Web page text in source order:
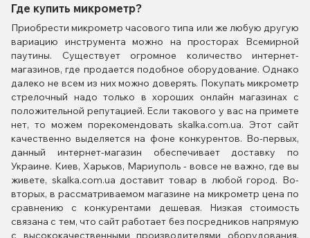
Где купить микрометр?
Приобрести микрометр часового типа или же любую другую
вариацию инструмента можно на просторах Всемирной
паутины. Существует огромное количество интернет-
магазинов, где продается подобное оборудование. Однако
далеко не всем из них можно доверять. Покупать микрометр
стрелочный надо только в хороших онлайн магазинах с
положительной репутацией. Если такового у вас на примете
нет, то можем порекомендовать skalka.com.ua. Этот сайт
качественно выделяется на фоне конкурентов. Во-первых,
данный интернет-магазин обеспечивает доставку по
Украине. Киев, Харьков, Мариуполь - вовсе не важно, где вы
живете, skalka.com.ua доставит товар в любой город. Во-
вторых, в рассматриваемом магазине на микрометр цена по
сравнению с конкурентами дешевая. Низкая стоимость
связана с тем, что сайт работает без посредников напрямую
с высококачественными производителями оборудования.